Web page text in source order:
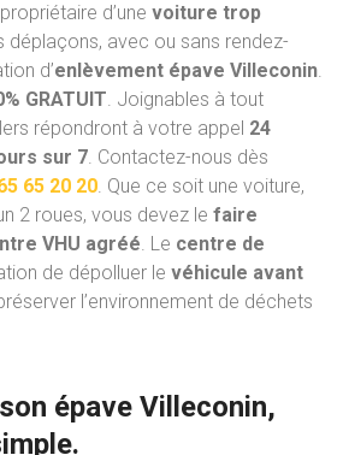
d’une voiture trop
déplaçons, avec ou sans rendez-
d’enlèvement épave Villeconin.
GRATUIT. Joignables à tout
répondront à votre appel 24
sur 7. Contactez-nous dès
65 20 20. Que ce soit une voiture,
2 roues, vous devez le faire
VHU agréé. Le centre de
de dépolluer le véhicule avant
l’environnement de déchets
épave Villeconin,